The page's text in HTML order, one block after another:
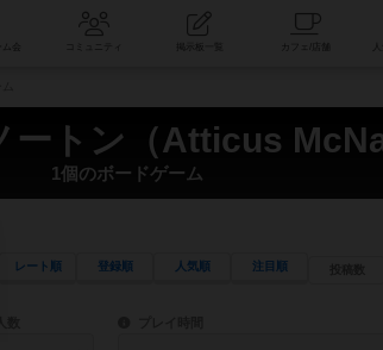
コミュニティ
ートン（Atticus
1個のボードゲーム
レート順 登録順 人気順 注目順
目安となる所要時間を指定することが